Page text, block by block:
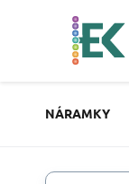
NÁRAMKY